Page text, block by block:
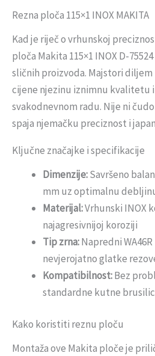
Rezna ploča 115×1 INOX MAKITA
Kad je riječ o vrhunskoj
ploča Makita 115×1 INOX D-
sličnih proizvoda. Majstori
cijene njezinu iznimnu kvalitetu
svakodnevnom radu. Nije ni
spaja njemačku preciznost i
Ključne značajke i specifikacije
Dimenzije:Savršeno
mm uz optimalnu
Materijal:Vrhunski INOX
najagresivnijoj koroziji
Tip zrna:Napredni
nevjerojatno glatke
Kompatibilnost:Bez
standardne kutne
Kako koristiti reznu ploču
Montaža ove Makita ploče je